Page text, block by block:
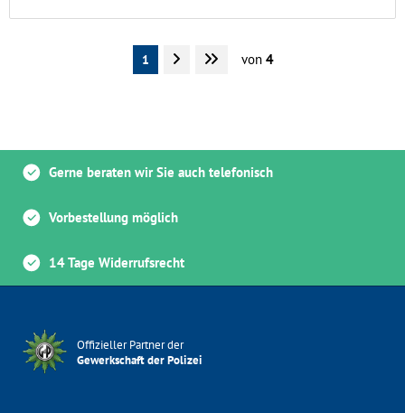
1 von 4
Gerne beraten wir Sie auch telefonisch
Vorbestellung möglich
14 Tage Widerrufsrecht
Offizieller Partner der
Gewerkschaft der Polizei